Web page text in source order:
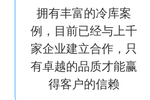
拥有丰富的冷库案
例，目前已经与上千
家企业建立合作，只
有卓越的品质才能赢
得客户的信赖